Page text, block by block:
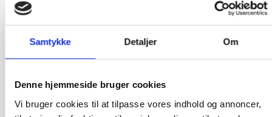
Samtykke Detaljer Om
Denne hjemmeside bruger cookies
Vi bruger cookies til at tilpasse vores indhold og annoncer,
skal have lavet serviceeftersyn, eller bremserne har brug for
passer vi godt på din bil, autocamper eller din Campingvogn og
vores Personale er veluddannede mekanikere, vi er altid i
kunde føler dig i gode hænder og godt behandlet. For os er
det ikke bare en handel med en kunde, men et samarbejde, og
husk, vi sælger og skaffer alt i udstyr til campinglivet Kontakt